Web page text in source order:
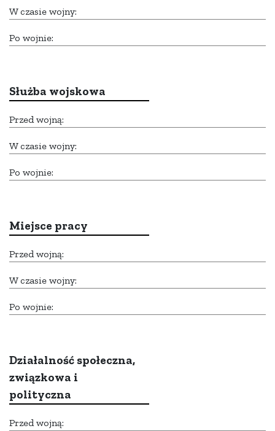
W czasie wojny:
Po wojnie:
Służba wojskowa
Przed wojną:
W czasie wojny:
Po wojnie:
Miejsce pracy
Przed wojną:
W czasie wojny:
Po wojnie:
Działalność społeczna,
związkowa i
polityczna
Przed wojną: